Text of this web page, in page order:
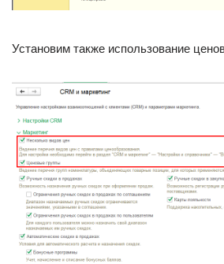
Установим также использование